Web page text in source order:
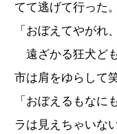
てて逃げて行った。
「おぼえてやがれ
遠ざかる狂犬ど
市は肩をゆらして
「おぼえるもなに
ラは見えちゃいな